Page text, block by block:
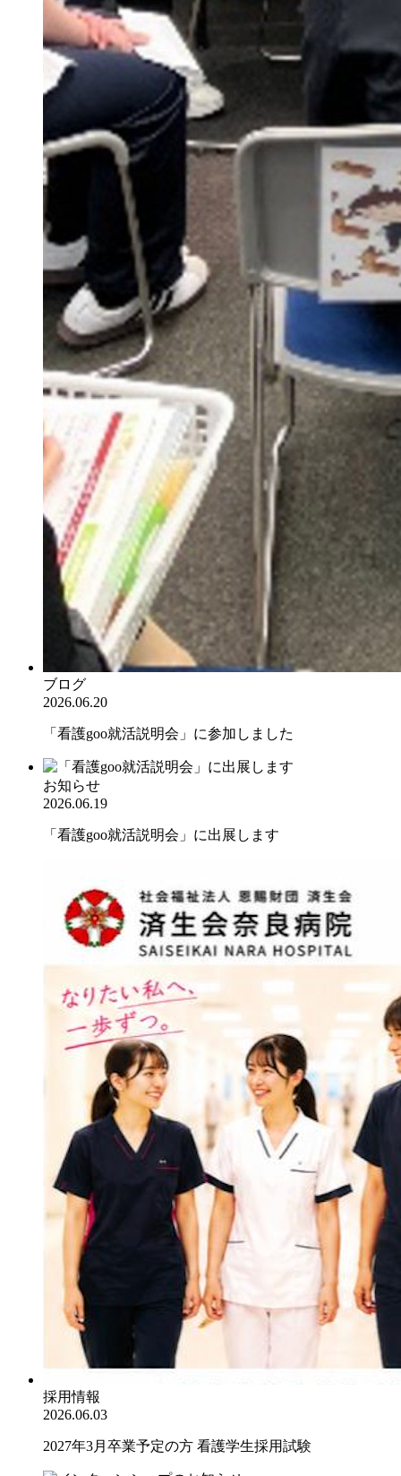
ブログ
2026.06.20
「看護goo就活説明会」に参加しました
お知らせ
2026.06.19
「看護goo就活説明会」に出展します
採用情報
2026.06.03
2027年3月卒業予定の方 看護学生採用試験